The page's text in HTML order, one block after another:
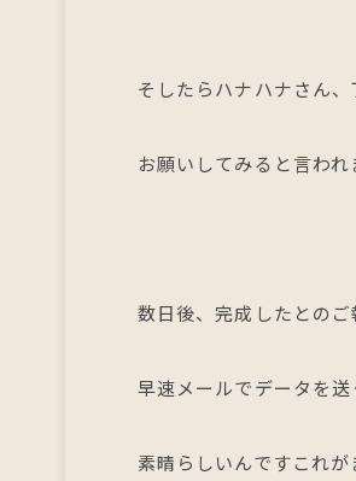
そしたらハナハナさん
お願いしてみると言われ
数日後、完成したとのご
早速メールでデータを送
素晴らしいんですこれが